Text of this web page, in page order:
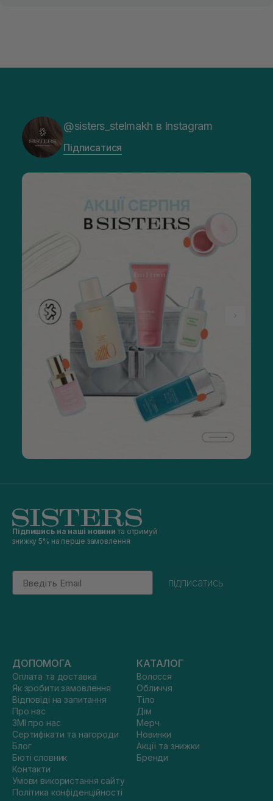
@sisters_stelmakh в Instagram
Підписатися
Підпишись на наші новини та отримуй
знижку 5% на перше замовлення
Email
підписатись
ДОПОМОГА
Оплата та доставка
Як зробити замовлення
Відповіді на запитання
Про нас
ЗМІ про нас
Сертифікати та нагороди
Блог
Бюті словник
Контакти
Умови використання сайту
Політика конфіденційності
КАТАЛОГ
Волосся
Обличчя
Тіло
Дім
Мерч
Новинки
Акції та знижки
Бренди